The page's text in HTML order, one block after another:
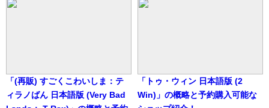
「(再販) すごくこわいしま：テ
ィラノばん 日本語版 (Very Bad
「トゥ・ウィン 日本語版 (2
Win)」の概略と予約購入可能な